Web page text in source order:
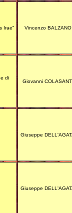
Irae" Vincenzo BALZANO
di
Giovanni
Giuseppe
Giuseppe